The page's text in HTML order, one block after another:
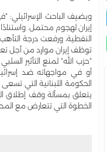
ويضيف الباحث الإسرائيلي:
إيران لهجوم محتمل.
النفطية، ورفعت درجة
توظف إيران موارد من أجل
“حزب الله” لمنع التأثير
أو في مواجهاته ضد
الحكومة اللبنانية التي
يتعلق بمسألة وقف إطلاق
الخطوة التي تتعارض مع